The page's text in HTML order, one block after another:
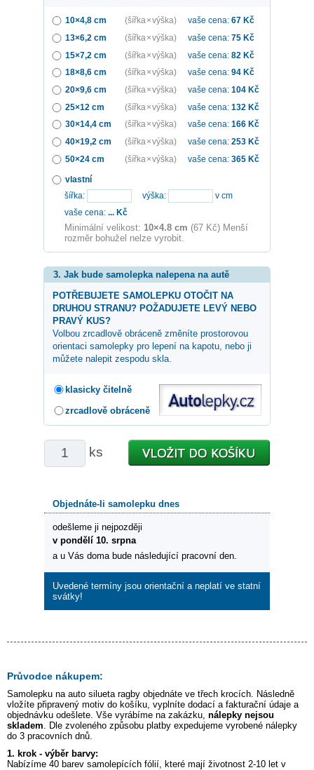
10×4,8 cm (šířka × výška) vaše cena: 67 Kč
13×6,2 cm
(šířka × výška) vaše cena: 75 Kč
15×7,2 cm
(šířka × výška) vaše cena: 82 Kč
18×8,6 cm
(šířka × výška) vaše cena: 94 Kč
20×9,6 cm
(šířka × výška) vaše cena: 104 Kč
25×12 cm
(šířka × výška) vaše cena: 132 Kč
30×14,4 cm
(šířka × výška) vaše cena: 166 Kč
40×19,2 cm
(šířka × výška) vaše cena: 253 Kč
50×24 cm
(šířka × výška) vaše cena: 365 Kč
vlastní
šířka:
výška:
v cm
vaše cena: ... Kč
Minimální velikost: 10×4.8 cm (67 Kč) Menší
rozměr bohužel nelze vyrobit.
3. Jak bude samolepka nalepena na autě
POTŘEBUJETE SAMOLEPKU OTOČIT NA
DRUHOU STRANU? POŽADUJETE LEVÝ NEBO
PRAVÝ KUS?
Volbou zrcadlově obráceně změníte prostorovou
orientaci samolepky pro lepení na kapotu, nebo ji
můžete nalepit zespodu skla.
klasicky čitelně
zrcadlově obráceně
ks
Objednáte-li samolepku dnes
odešleme ji nejpozději
v pondělí 10. srpna
a u Vás doma bude následující pracovní den.
Uvedené termíny jsou orientační a neplatí ve statní
svátky!
Průvodce nákupem:
Samolepku na auto silueta ragby objednáte ve třech krocích. Následně
vložíte připravený motiv do košíku, vyplníte dodací a fakturační údaje a
objednávku odešlete. Vše vyrábíme na zakázku, nálepky nejsou
skladem. Dle zvoleného způsobu platby expedujeme vyrobené nálepky
do 3 pracovních dnů.
1. krok - výběr barvy:
Nabízíme 40 barev samolepících fólií, které mají životnost 2-10 let v